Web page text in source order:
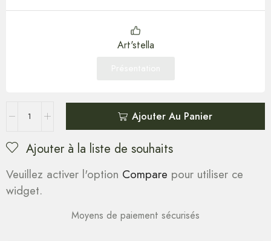
Art'stella
Ajouter Au Panier
Ajouter à la liste de souhaits
Veuillez activer l'option Compare pour utiliser ce
widget.
Moyens de paiement sécurisés